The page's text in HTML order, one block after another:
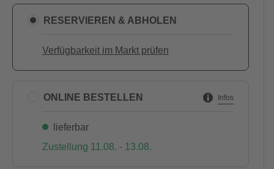
RESERVIEREN & ABHOLEN
Verfügbarkeit im Markt prüfen
ONLINE BESTELLEN Infos
lieferbar
Zustellung 11.08. - 13.08.